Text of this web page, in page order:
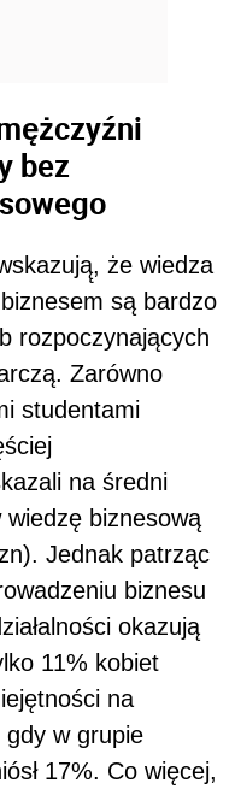
bez
że wiedza
są bardzo
rozpoczynających
Zarówno
studentami
na średni
wiedzę biznesową
Jednak patrząc
biznesu
okazują
11% kobiet
na
w grupie
17%. Co więcej,